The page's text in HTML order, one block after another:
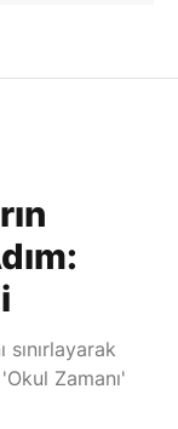
sınırlayarak
Zamanı'